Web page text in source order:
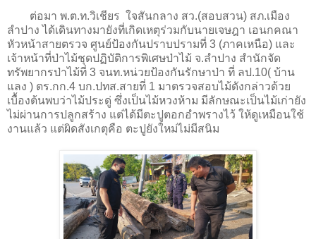
ต่อมา พ.ต.ท.วิเชียร ใจสันกลาง สว.(สอบสวน) สภ.เมือง
ลำปาง ได้เดินทางมายังที่เกิดเหตุร่วมกับนายเจษฎา เอนกคณา
หัวหน้าสายตรวจ ศูนย์ป้องกันปราบปรามที่ 3 (ภาคเหนือ) และ
เจ้าหน้าที่ป่าไม้ชุดปฏิบัติการพิเศษป่าไม้ จ.ลำปาง สำนักจัด
ทรัพยากรป่าไม้ที่ 3 จนท.หน่วยป้องกันรักษาป่า ที่ ลป.10( บ้าน
แลง ) ตร.กก.4 บก.ปทส.สายที่ 1 มาตรวจสอบไม้ดังกล่าวด้วย
เบื้องต้นพบว่าไม้ประดู่ ซึ่งเป็นไม้หวงห้าม มีลักษณะเป็นไม้เก่ายัง
ไม่ผ่านการปลูกสร้าง แต่ได้มีตะปูตอกอำพรางไว้ ให้ดูเหมือนใช้
งานแล้ว แต่ผิดสังเกตุคือ ตะปูยังใหม่ไม่มีสนิม